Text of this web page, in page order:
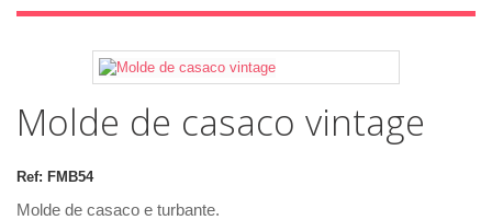
Molde de casaco vintage
Ref: FMB54
Molde de casaco e turbante.